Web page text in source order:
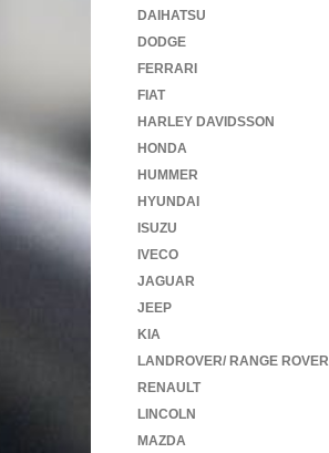
DAIHATSU
DODGE
FERRARI
FIAT
HARLEY DAVIDSSON
HONDA
HUMMER
HYUNDAI
ISUZU
IVECO
JAGUAR
JEEP
KIA
LANDROVER/ RANGE ROVER
RENAULT
LINCOLN
MAZDA